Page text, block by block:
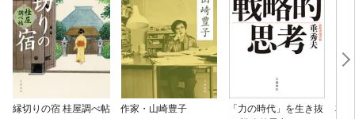
縁切りの宿 桂屋調べ帖 作家・山崎豊子
「力の時代」を生き抜
本